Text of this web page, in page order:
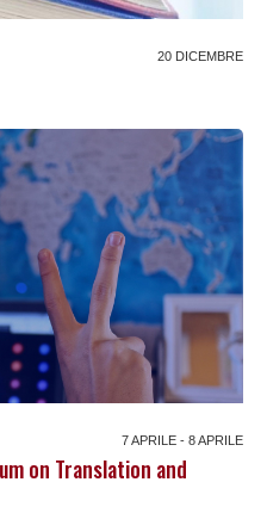
20 DICEMBRE
7 APRILE - 8 APRILE
on Translation and